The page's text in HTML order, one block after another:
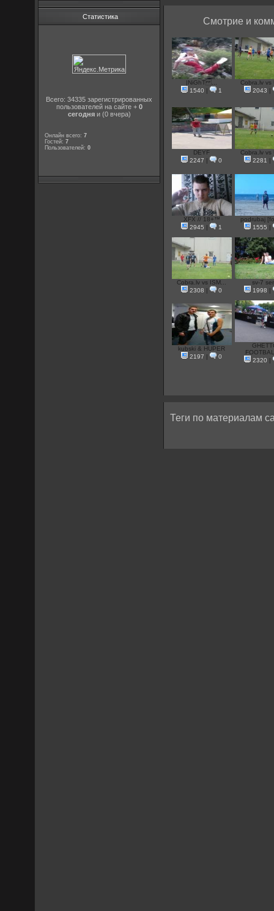
Статистика
Всего: 34335 зарегистрированных
пользователей на сайте + 0
сегодняи (0 вчера)
Онлайн всего:7
Гостей:7
Пользователей:0
Смотрие и
|NiGhT ...
1540
| 1
Cobra.lv vs
2043
|
DEYF
2247
| 0
Cobra.lv vs
2281
|
XFX // 18+™
2945
| 1
podrubaj
1555
|
Cobra.lv vs ISM...
2308
| 0
sv-7
1998
|
kubski & HUPER
2197
| 0
2320
|
Теги по материалам